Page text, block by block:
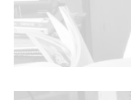
GARCÍA